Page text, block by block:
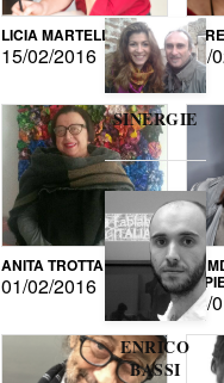
LICIA MARTELLI
15/02/2016 15/
ANITA TROTTA
01/02/2016 DI
15/
SINERGIE
ENRICO
BASSI